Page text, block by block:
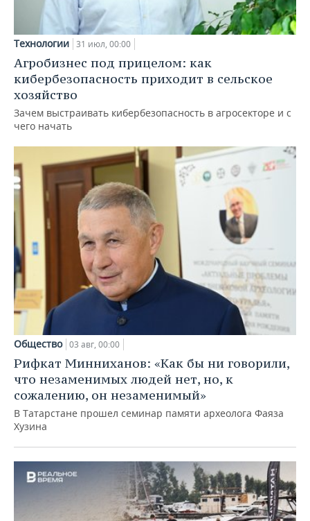
Технологии 31 июл, 00:00
Агробизнес под прицелом: как
кибербезопасность приходит в сельское
хозяйство
Зачем выстраивать кибербезопасность в агросекторе и с
чего начать
Общество 03 авг, 00:00
Рифкат Минниханов: «Как бы ни говорили,
что незаменимых людей нет, но, к
сожалению, он незаменимый»
В Татарстане прошел семинар памяти археолога Фаяза
Хузина